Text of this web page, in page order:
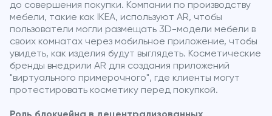
до совершения покупки. Компании по производству
мебели, такие как IKEA, используют AR, чтобы
пользователи могли размещать 3D-модели мебели в
своих комнатах через мобильное приложение, чтобы
увидеть, как изделия будут выглядеть. Косметические
бренды внедрили AR для создания приложений
"виртуального примерочного", где клиенты могут
протестировать косметику перед покупкой.